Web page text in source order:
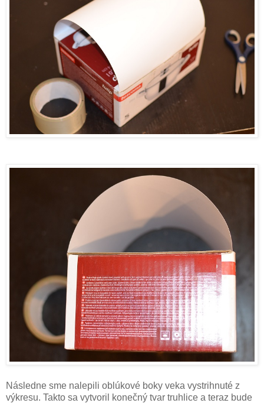
Následne sme nalepili oblúkové boky veka vystrihnuté z
výkresu. Takto sa vytvoril konečný tvar truhlice a teraz bude